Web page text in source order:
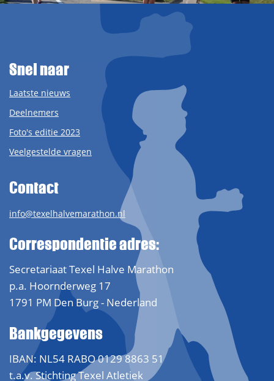
Snel naar
Laatste nieuws
Deelnemers
Foto's editie 2023
Veelgestelde vragen
Contact
info@texelhalvemarathon.nl
Correspondentie adres:
Secretariaat Texel Halve Marathon
p.a. Hoornderweg 17
1791 PM Den Burg - Nederland
Bankgegevens
IBAN: NL54 RABO 0129 8863 51
t.a.v. Stichting Texel Atletiek